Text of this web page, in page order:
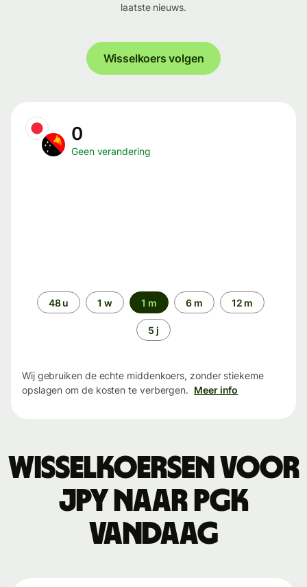
laatste nieuws.
Wisselkoers volgen
0
Geen verandering
Periode48 u 1 w 1 m 6 m 12 m
5 j
Wij gebruiken de echte middenkoers, zonder stiekeme
opslagen om de kosten te verbergen. Meer info
Wisselkoersen voor
JPY naar PGK
vandaag